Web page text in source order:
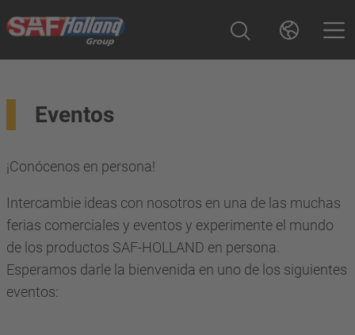
Eventos
¡Conócenos en persona!
Intercambie ideas con nosotros en una de las muchas
ferias comerciales y eventos y experimente el mundo
de los productos SAF-HOLLAND en persona.
Esperamos darle la bienvenida en uno de los siguientes
eventos: